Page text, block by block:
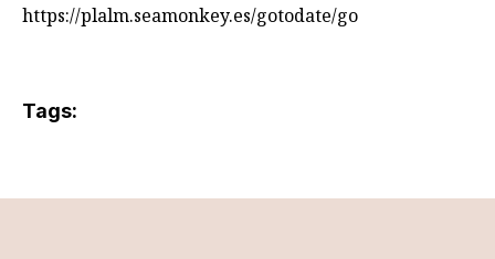
https://plalm.seamonkey.es/gotodate/go
Tags: